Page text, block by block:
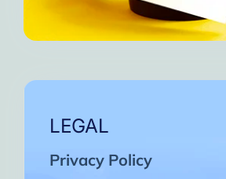
LEGAL
Privacy Policy